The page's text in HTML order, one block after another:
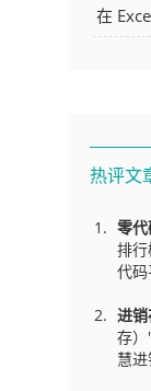
骤及技
在
热评文
零
排
代
进
存
慧进